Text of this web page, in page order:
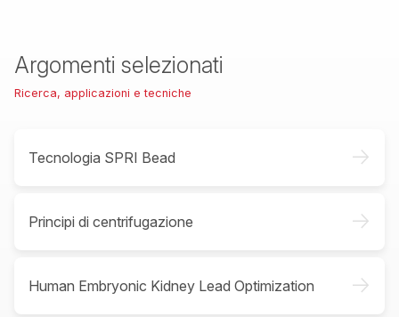
Argomenti selezionati
Ricerca, applicazioni e tecniche
Tecnologia SPRI Bead ->
Principi di centrifugazione ->
Human Embryonic Kidney Lead Optimization ->